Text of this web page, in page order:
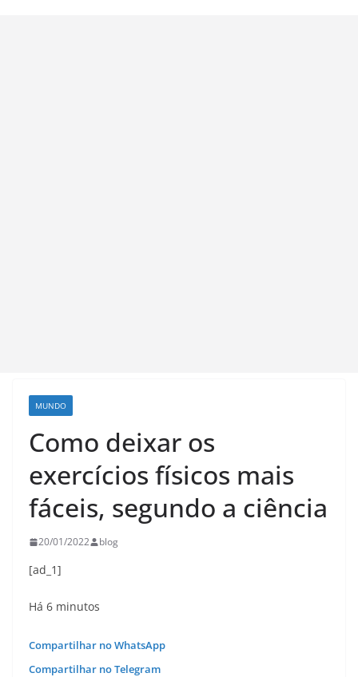
MUNDO
Como deixar os
exercícios físicos mais
fáceis, segundo a ciência
20/01/2022 blog
[ad_1]
Há 6 minutos
Compartilhar no WhatsApp
Compartilhar no Telegram